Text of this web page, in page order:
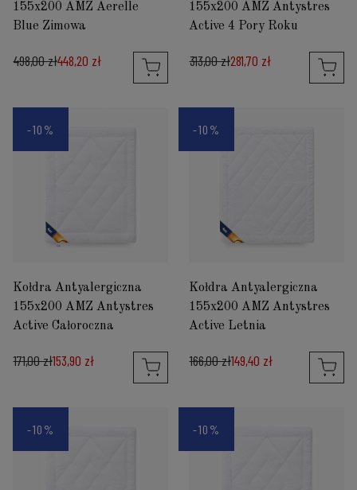
155x200 AMZ Aerelle
Blue Zimowa
498,00 zł448,20 zł
155x200 AMZ Antystres
Active 4 Pory Roku
313,00 zł281,70 zł
Kołdra Antyalergiczna
155x200 AMZ Antystres
Active Całoroczna
171,00 zł153,90 zł
-10%
Kołdra Antyalergiczna
155x200 AMZ Antystres
Active Letnia
166,00 zł149,40 zł
-10%
-10% -10%